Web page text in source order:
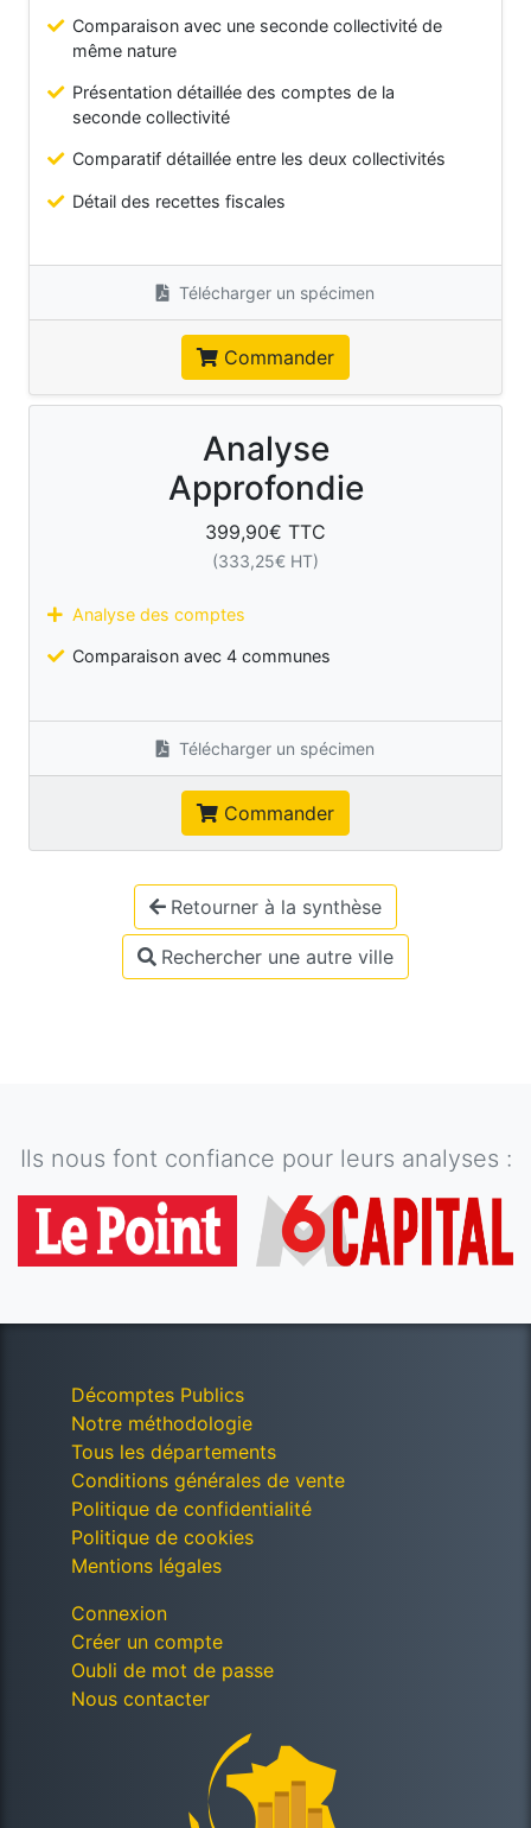
Comparaison avec une seconde collectivité de
même nature
Présentation détaillée des comptes de la
seconde collectivité
Comparatif détaillée entre les deux collectivités
Détail des recettes fiscales
Télécharger un spécimen
Commander
Analyse
Approfondie
399,90€ TTC
(333,25€ HT)
Analyse des comptes
Comparaison avec 4 communes
Télécharger un spécimen
Commander
Retourner à la synthèse
Rechercher une autre ville
Ils nous font confiance pour leurs analyses :
Décomptes Publics
Notre méthodologie
Tous les départements
Conditions générales de vente
Politique de confidentialité
Politique de cookies
Mentions légales
Connexion
Créer un compte
Oubli de mot de passe
Nous contacter